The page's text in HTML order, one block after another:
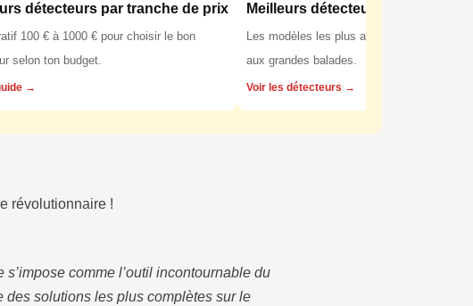
détecteurs par tranche de prix
100 € à 1000 € pour choisir le bon
selon ton budget.
→
Meilleurs détecteurs pour la forêt
Les modèles les plus adaptés aux sols
aux grandes balades.
Voir les détecteurs →
révolutionnaire !
comme l’outil incontournable du
des solutions les plus complètes sur le